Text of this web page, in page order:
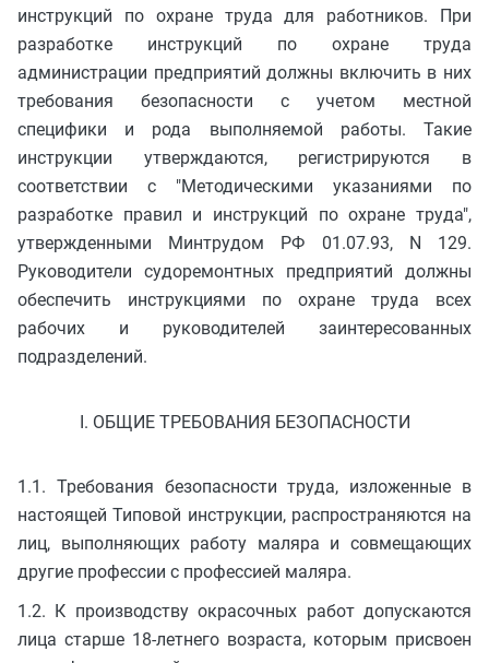
инструкций по охране труда для работников. При
разработке инструкций по охране труда
администрации предприятий должны включить в них
требования безопасности с учетом местной
специфики и рода выполняемой работы. Такие
инструкции утверждаются, регистрируются в
соответствии с "Методическими указаниями по
разработке правил и инструкций по охране труда",
утвержденными Минтрудом РФ 01.07.93, N 129.
Руководители судоремонтных предприятий должны
обеспечить инструкциями по охране труда всех
рабочих и руководителей заинтересованных
подразделений.
I. ОБЩИЕ ТРЕБОВАНИЯ БЕЗОПАСНОСТИ
1.1. Требования безопасности труда, изложенные в
настоящей Типовой инструкции, распространяются на
лиц, выполняющих работу маляра и совмещающих
другие профессии с профессией маляра.
1.2. К производству окрасочных работ допускаются
лица старше 18-летнего возраста, которым присвоен